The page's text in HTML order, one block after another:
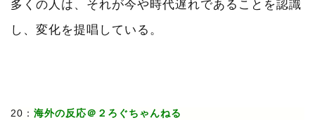
多くの人は、それが今や時代遅れであることを認識
し、変化を提唱している。
20： 海外の反応＠２ろぐちゃんねる